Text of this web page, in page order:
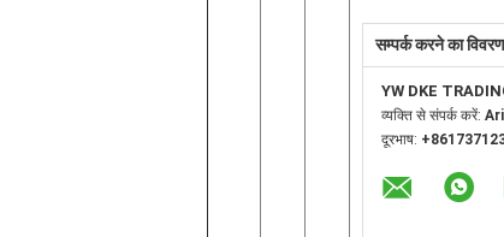
सम्पर्क करने का विवरण
YW DKE
व्यक्ति से संपर्क करें:
दूरभाष: